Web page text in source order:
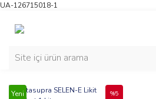
UA-126715018-1
Yeni %5